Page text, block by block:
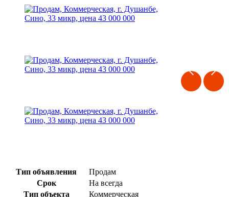
Тип объявления
Продам
Срок
На всегда
Тип объекта
Коммерческая